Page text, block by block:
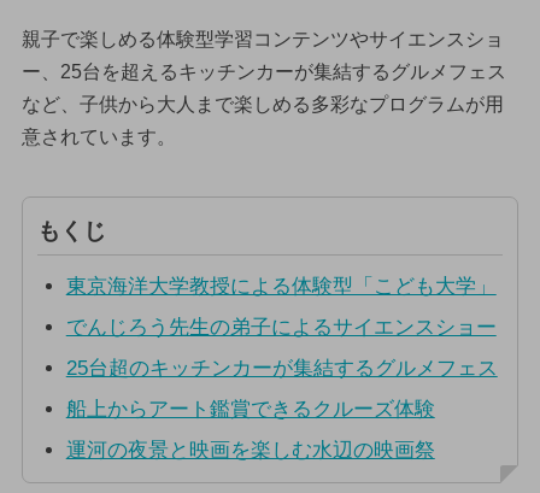
親子で楽しめる体験型学習コンテンツやサイエンスショ
ー、25台を超えるキッチンカーが集結するグルメフェス
など、子供から大人まで楽しめる多彩なプログラムが用
意されています。
もくじ
東京海洋大学教授による体験型「こども大学」
でんじろう先生の弟子によるサイエンスショー
25台超のキッチンカーが集結するグルメフェス
船上からアート鑑賞できるクルーズ体験
運河の夜景と映画を楽しむ水辺の映画祭